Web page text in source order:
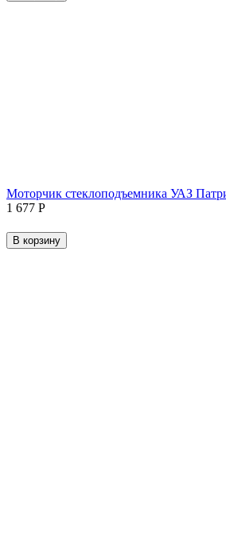
Моторчик стеклоподъемника УАЗ
1 677 Р
В корзину